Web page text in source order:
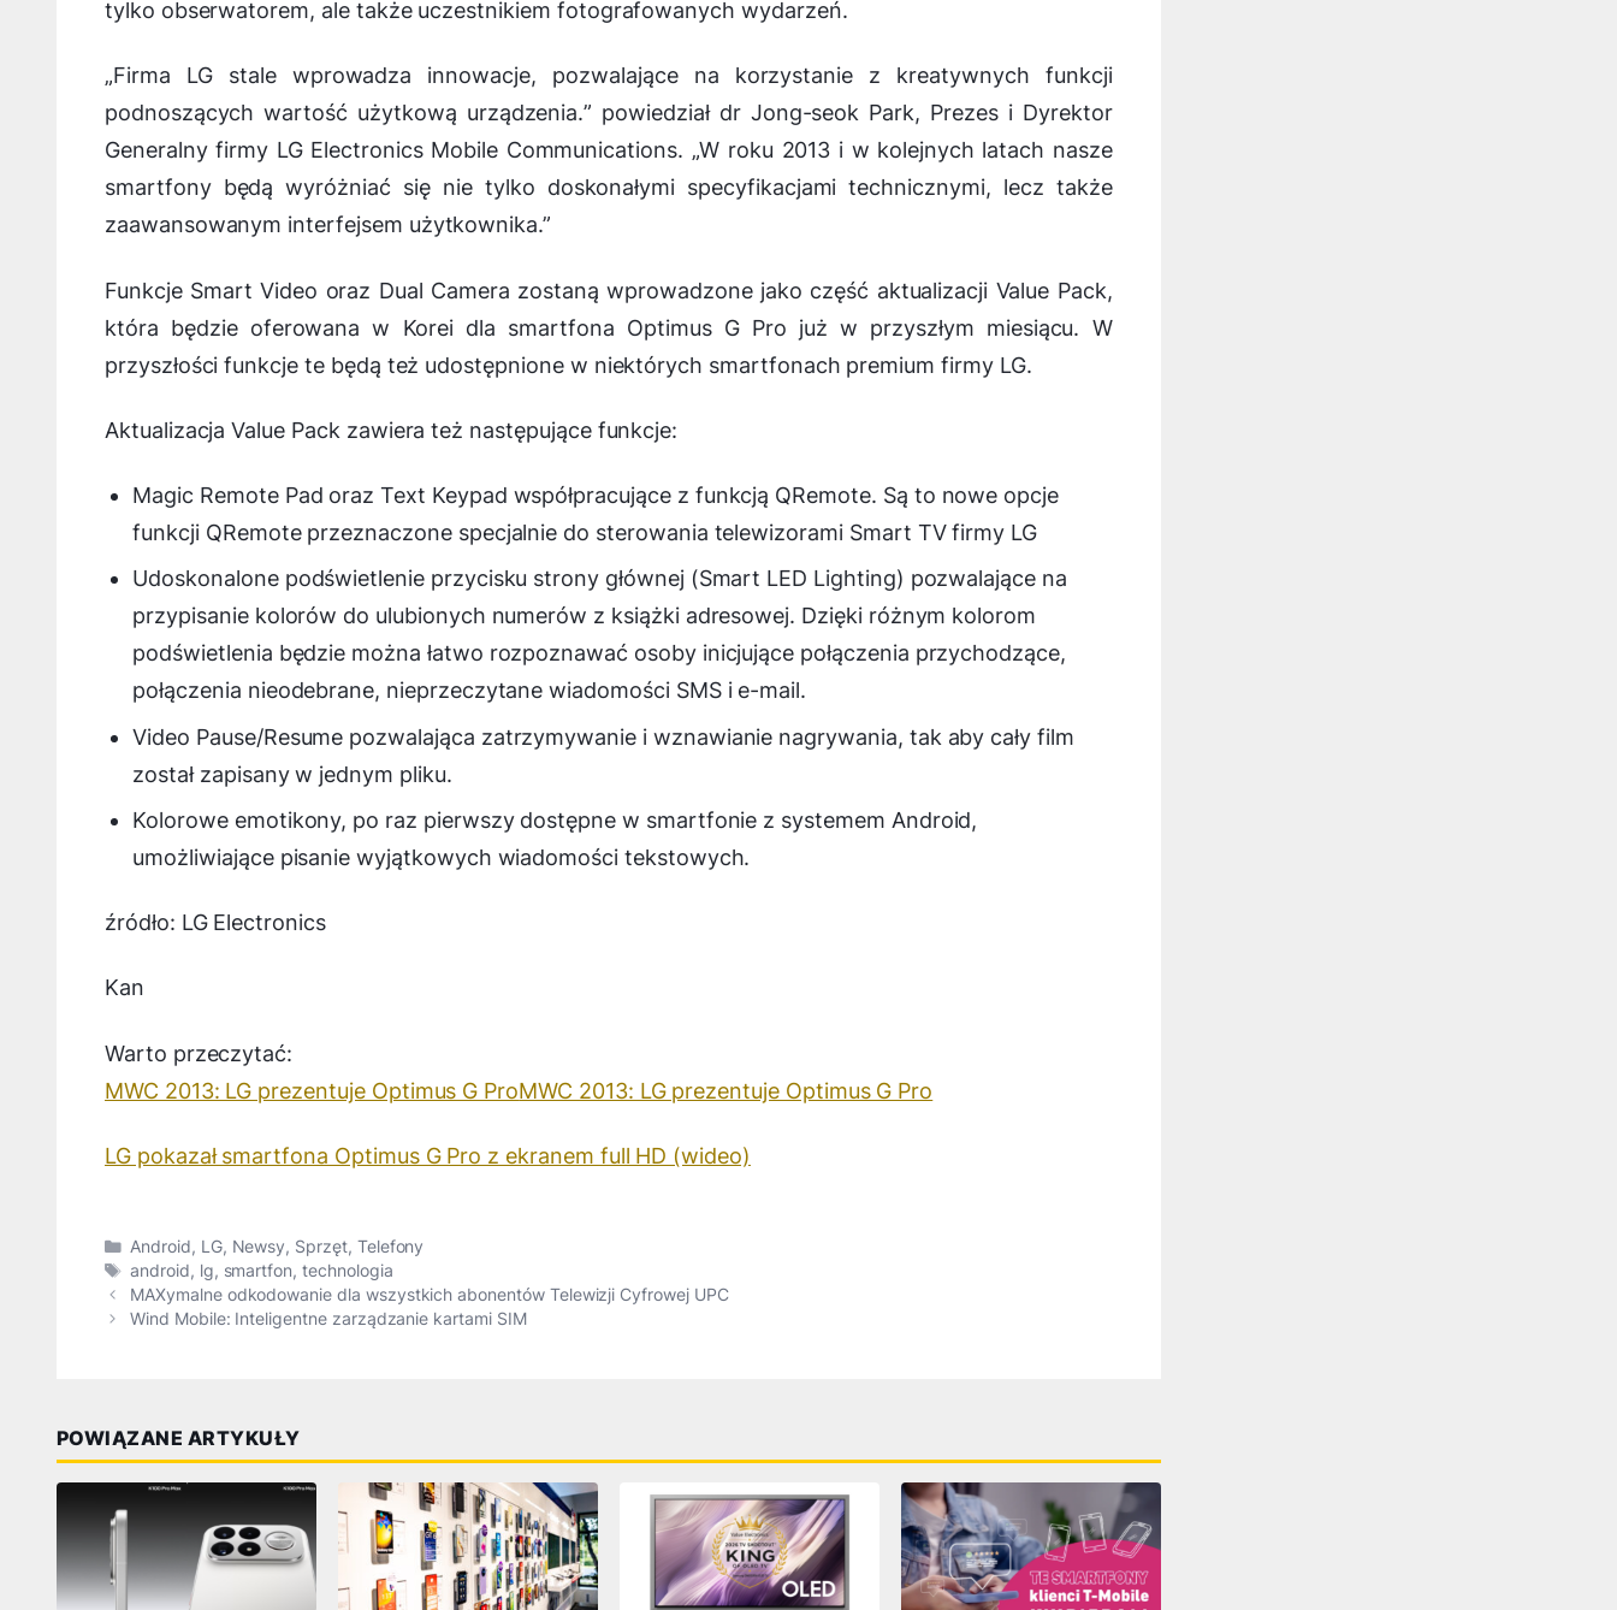
tylko obserwatorem, ale także uczestnikiem fotografowanych wydarzeń.
„Firma LG stale wprowadza innowacje, pozwalające na korzystanie z kreatywnych funkcji
podnoszących wartość użytkową urządzenia.” powiedział dr Jong-seok Park, Prezes i Dyrektor
Generalny firmy LG Electronics Mobile Communications. „W roku 2013 i w kolejnych latach nasze
smartfony będą wyróżniać się nie tylko doskonałymi specyfikacjami technicznymi, lecz także
zaawansowanym interfejsem użytkownika.”
Funkcje Smart Video oraz Dual Camera zostaną wprowadzone jako część aktualizacji Value Pack,
która będzie oferowana w Korei dla smartfona Optimus G Pro już w przyszłym miesiącu. W
przyszłości funkcje te będą też udostępnione w niektórych smartfonach premium firmy LG.
Aktualizacja Value Pack zawiera też następujące funkcje:
Magic Remote Pad oraz Text Keypad współpracujące z funkcją QRemote. Są to nowe opcje
funkcji QRemote przeznaczone specjalnie do sterowania telewizorami Smart TV firmy LG
Udoskonalone podświetlenie przycisku strony głównej (Smart LED Lighting) pozwalające na
przypisanie kolorów do ulubionych numerów z książki adresowej. Dzięki różnym kolorom
podświetlenia będzie można łatwo rozpoznawać osoby inicjujące połączenia przychodzące,
połączenia nieodebrane, nieprzeczytane wiadomości SMS i e-mail.
Video Pause/Resume pozwalająca zatrzymywanie i wznawianie nagrywania, tak aby cały film
został zapisany w jednym pliku.
Kolorowe emotikony, po raz pierwszy dostępne w smartfonie z systemem Android,
umożliwiające pisanie wyjątkowych wiadomości tekstowych.
źródło: LG Electronics
Kan
Warto przeczytać:
MWC 2013: LG prezentuje Optimus G ProMWC 2013: LG prezentuje Optimus G Pro
LG pokazał smartfona Optimus G Pro z ekranem full HD (wideo)
Kategorie
Android, LG, Newsy, Sprzęt, Telefony
Tagi
android, lg, smartfon,technologia
MAXymalne odkodowanie dla wszystkich abonentów Telewizji Cyfrowej UPC
Wind Mobile: Inteligentne zarządzanie kartami SIM
POWIĄZANE ARTYKUŁY